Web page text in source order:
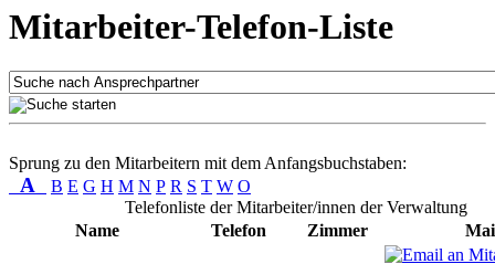
Mitarbeiter-Telefon-Liste
Sprung zu den Mitarbeitern mit dem Anfangsbuchstaben:
A B E G H M N P R S T W O
Telefonliste der Mitarbeiter/innen der Verwaltung
Name
Telefon Zimmer